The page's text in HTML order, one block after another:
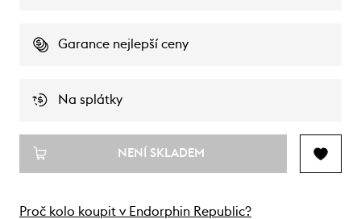
Garance nejlepší ceny
Na splátky
NENÍ SKLADEM
Proč kolo koupit v Endorphin Republic?